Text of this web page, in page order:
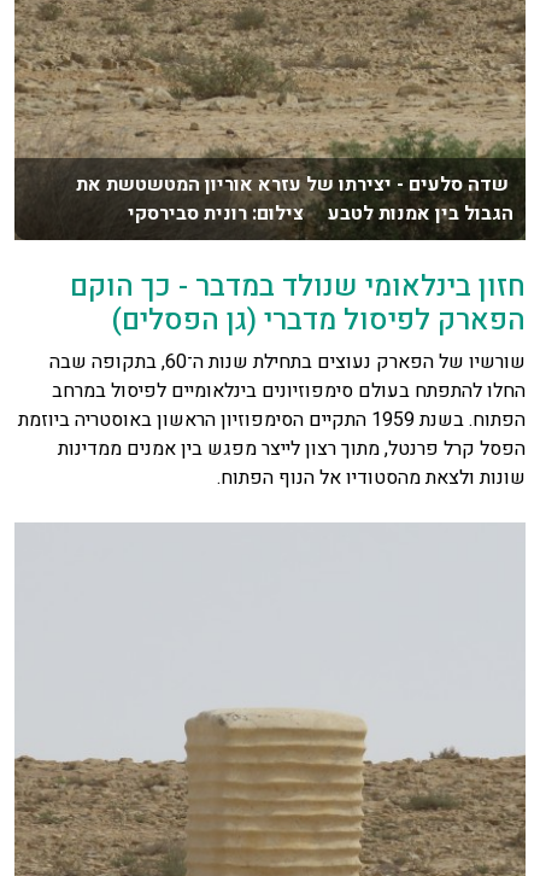
שדה סלעים - יצירתו של עזרא אוריון המטשטשת את
הגבול בין אמנות לטבע צילום: רונית סבירסקי
חזון בינלאומי שנולד במדבר - כך הוקם
הפארק לפיסול מדברי (גן הפסלים)
שורשיו של הפארק נעוצים בתחילת שנות ה־60, בתקופה שבה
החלו להתפתח בעולם סימפוזיונים בינלאומיים לפיסול במרחב
הפתוח. בשנת 1959 התקיים הסימפוזיון הראשון באוסטריה ביוזמת
הפסל קרל פרנטל, מתוך רצון לייצר מפגש בין אמנים ממדינות
שונות ולצאת מהסטודיו אל הנוף הפתוח.